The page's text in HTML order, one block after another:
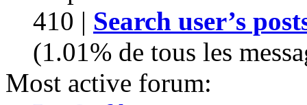
410 | Search user’s
(1.01% de tous les
Most active forum: